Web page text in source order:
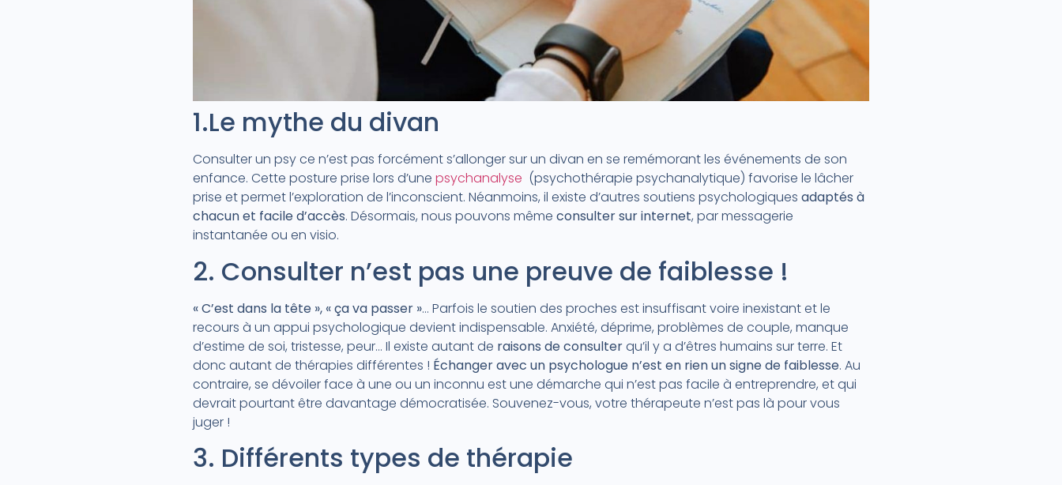
1.Le mythe du divan
Consulter un psy ce n’est pas forcément s’allonger sur un divan en se remémorant les événements de son
enfance. Cette posture prise lors d’une psychanalyse (psychothérapie psychanalytique) favorise le lâcher
prise et permet l’exploration de l’inconscient. Néanmoins, il existe d’autres soutiens psychologiques adaptés à
chacun et facile d’accès. Désormais, nous pouvons même consulter sur internet, par messagerie
instantanée ou en visio.
2. Consulter n’est pas une preuve de faiblesse !
« C’est dans la tête », « ça va passer »… Parfois le soutien des proches est insuffisant voire inexistant et le
recours à un appui psychologique devient indispensable. Anxiété, déprime, problèmes de couple, manque
d’estime de soi, tristesse, peur… Il existe autant de raisons de consulterqu’il y a d’êtres humains sur terre. Et
donc autant de thérapies différentes ! Échanger avec un psychologue n’est en rien un signe de faiblesse. Au
contraire, se dévoiler face à une ou un inconnu est une démarche qui n’est pas facile à entreprendre, et qui
devrait pourtant être davantage démocratisée. Souvenez-vous, votre thérapeute n’est pas là pour vous
juger !
3. Différents types de thérapie